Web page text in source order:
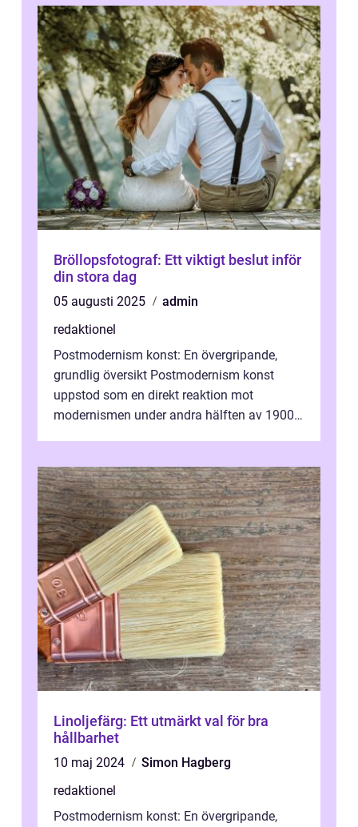
Bröllopsfotograf: Ett viktigt beslut inför
din stora dag
05 augusti 2025
admin
redaktionel
Postmodernism konst: En övergripande,
grundlig översikt Postmodernism konst
uppstod som en direkt reaktion mot
modernismen under andra hälften av 1900-
Linoljefärg: Ett utmärkt val för bra
hållbarhet
10 maj 2024
Simon Hagberg
redaktionel
Postmodernism konst: En övergripande,